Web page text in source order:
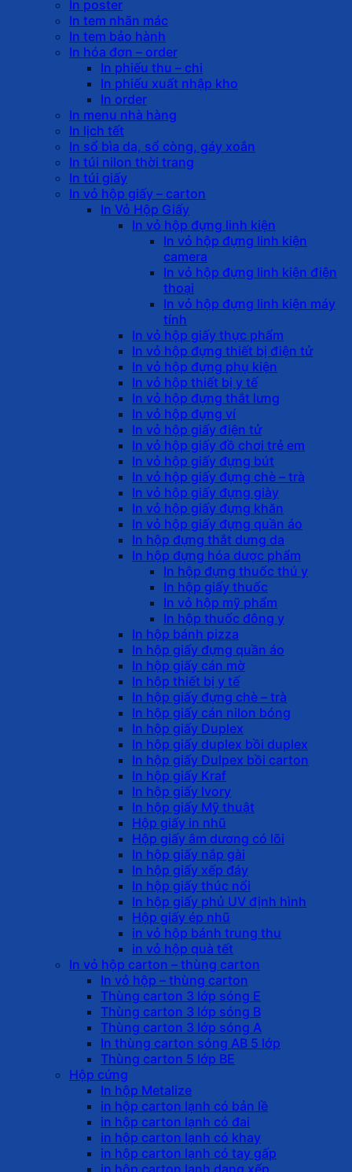
In poster
In tem nhãn mác
In tem bảo hành
In hóa đơn – order
In phiếu thu – chi
In phiếu xuất nhập kho
In order
In menu nhà hàng
In lịch tết
In sổ bìa da, sổ còng, gáy xoắn
In túi nilon thời trang
In túi giấy
In vỏ hộp giấy – carton
In Vỏ Hộp Giấy
In vỏ hộp đựng linh kiện
In vỏ hộp đựng linh kiện
camera
In vỏ hộp đựng linh kiện điện
thoại
In vỏ hộp đựng linh kiện máy
tính
In vỏ hộp giấy thực phẩm
In vỏ hộp đựng thiết bị điện tử
In vỏ hộp đựng phụ kiện
In vỏ hộp thiết bị y tế
In vỏ hộp đựng thắt lưng
In vỏ hộp đựng ví
In vỏ hộp giấy điện tử
In vỏ hộp giấy đồ chơi trẻ em
In vỏ hộp giấy đựng bút
In vỏ hộp giấy đựng chè – trà
In vỏ hộp giấy đựng giày
In vỏ hộp giấy đựng khăn
In vỏ hộp giấy đựng quần áo
In hộp đựng thắt dưng da
In hộp đựng hóa dược phẩm
In hộp đựng thuốc thú y
In hộp giấy thuốc
In vỏ hộp mỹ phẩm
In hộp thuốc đông y
In hộp bánh pizza
In hộp giấy đựng quần áo
In hộp giấy cán mờ
In hộp thiết bị y tế
In hộp giấy đựng chè – trà
In hộp giấy cán nilon bóng
In hộp giấy Duplex
In hộp giấy duplex bồi duplex
In hộp giấy Dulpex bồi carton
In hộp giấy Kraf
In hộp giấy Ivory
In hộp giấy Mỹ thuật
Hộp giấy in nhũ
Hộp giấy âm dương có lõi
In hộp giấy nắp gài
In hộp giấy xếp đáy
In hộp giấy thúc nổi
In hộp giấy phủ UV định hình
Hộp giấy ép nhũ
in vỏ hộp bánh trung thu
in vỏ hộp quà tết
In vỏ hộp carton – thùng carton
In vỏ hộp – thùng carton
Thùng carton 3 lớp sóng E
Thùng carton 3 lớp sóng B
Thùng carton 3 lớp sóng A
In thùng carton sóng AB 5 lớp
Thùng carton 5 lớp BE
Hộp cứng
In hộp Metalize
in hộp carton lạnh có bản lề
in hộp carton lạnh có đai
in hộp carton lạnh có khay
in hộp carton lạnh có tay gấp
in hộp carton lạnh dạng xếp